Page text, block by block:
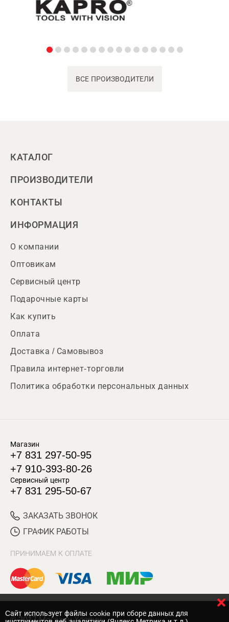
ВСЕ ПРОИЗВОДИТЕЛИ
КАТАЛОГ
ПРОИЗВОДИТЕЛИ
КОНТАКТЫ
ИНФОРМАЦИЯ
О компании
Оптовикам
Сервисный центр
Подарочные карты
Как купить
Оплата
Доставка / Самовывоз
Правила интернет-торговли
Политика обработки персональных данных
Магазин
+7 831 297-50-95
+7 910-393-80-26
Сервисный центр
+7 831 295-50-67
ЗАКАЗАТЬ ЗВОНОК
ГРАФИК РАБОТЫ
ПРИНИМАЕМ К ОПЛАТЕ
© 2017 Магазин Хозяин
Cайт использует файлы cookie при сборе данных для